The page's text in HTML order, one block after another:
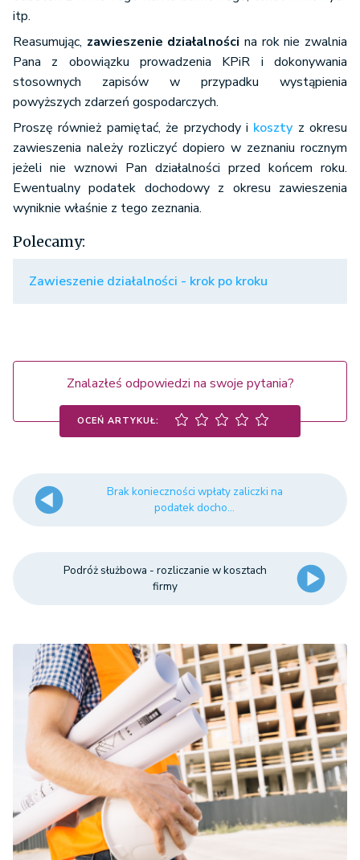
itp.
Reasumując, zawieszenie działalności na rok nie zwalnia
Pana z obowiązku prowadzenia KPiR i dokonywania
stosownych zapisów w przypadku wystąpienia
powyższych zdarzeń gospodarczych.
Proszę również pamiętać, że przychody i koszty z okresu
zawieszenia należy rozliczyć dopiero w zeznaniu rocznym
jeżeli nie wznowi Pan działalności przed końcem roku.
Ewentualny podatek dochodowy z okresu zawieszenia
wyniknie właśnie z tego zeznania.
Polecamy:
Zawieszenie działalności - krok po kroku
Znalazłeś odpowiedzi na swoje pytania?
OCEŃ ARTYKUŁ:
Brak konieczności wpłaty zaliczki na
podatek docho...
Podróż służbowa - rozliczanie w kosztach
firmy